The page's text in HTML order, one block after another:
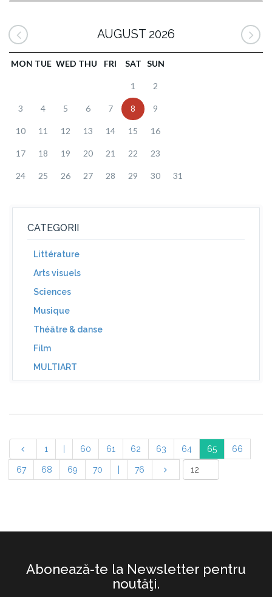
AUGUST 2026
MON TUE WED THU FRI SAT SUN
1 2
3 4 5 6 7 8 9
10 11 12 13 14 15 16
17 18 19 20 21 22 23
24 25 26 27 28 29 30 31
CATEGORII
Littérature
Arts visuels
Sciences
Musique
Théâtre & danse
Film
MULTIART
1 60 61 62 63 64 65 66
67 68 69 70 76
Abonează-te la Newsletter pentru
noutăţi.